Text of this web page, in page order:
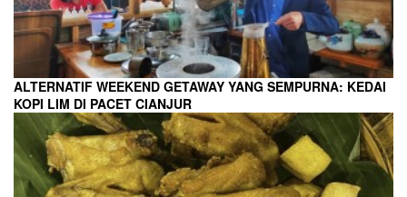
ALTERNATIF WEEKEND GETAWAY YANG SEMPURNA: KEDAI
KOPI LIM DI PACET CIANJUR